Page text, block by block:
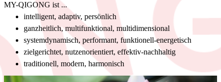
MY-QIGONG ist ...
intelligent, adaptiv, persönlich
ganzheitlich, multifunktional, multidimensional
systemdynamisch, performant, funktionell-energetisch
zielgerichtet, nutzenorientiert, effektiv-nachhaltig
traditionell, modern, harmonisch